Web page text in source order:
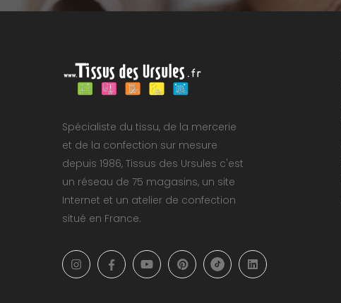
Spécialiste du tissu, de la mercerie
et de la confection sur mesure
depuis 1986, Tissus des Ursules c'est
un réseau de 75 magasins, un site
Internet et un atelier de confection
situé en France.